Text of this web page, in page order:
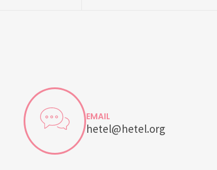
EMAIL
hetel@hetel.org